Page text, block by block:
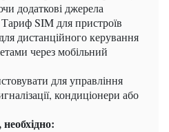
додаткові джерела
SIM для пристроїв
дистанційного керування
через мобільний
для управління
кондиціонери або